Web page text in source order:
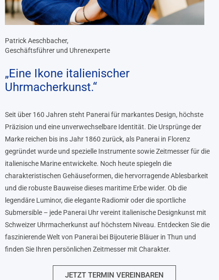
Patrick Aeschbacher,
Geschäftsführer und Uhrenexperte
„Eine Ikone italienischer
Uhrmacherkunst.“
Seit über 160 Jahren steht Panerai für markantes Design, höchste
Präzision und eine unverwechselbare Identität. Die Ursprünge der
Marke reichen bis ins Jahr 1860 zurück, als Panerai in Florenz
gegründet wurde und spezielle Instrumente sowie Zeitmesser für die
italienische Marine entwickelte. Noch heute spiegeln die
charakteristischen Gehäuseformen, die hervorragende Ablesbarkeit
und die robuste Bauweise dieses maritime Erbe wider. Ob die
legendäre Luminor, die elegante Radiomir oder die sportliche
Submersible – jede Panerai Uhr vereint italienische Designkunst mit
Schweizer Uhrmacherkunst auf höchstem Niveau. Entdecken Sie die
faszinierende Welt von Panerai bei Bijouterie Bläuer in Thun und
finden Sie Ihren persönlichen Zeitmesser mit Charakter.
JETZT TERMIN VEREINBAREN